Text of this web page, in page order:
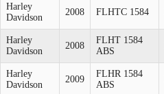
Harley
Davidson
2008 FLHTC 1584
Harley
Davidson
2008
FLHT 1584
ABS
Harley
Davidson
2009
FLHR 1584
ABS